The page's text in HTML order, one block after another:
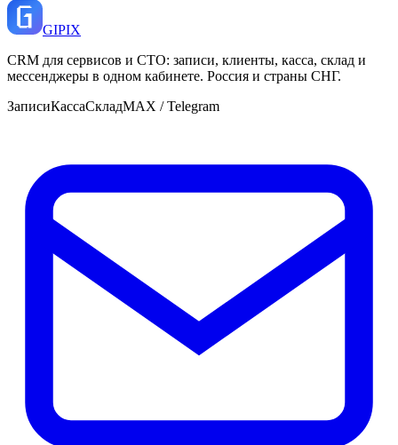
GIPIX
CRM для сервисов и СТО: записи, клиенты, касса, склад и
мессенджеры в одном кабинете. Россия и страны СНГ.
ЗаписиКассаСкладMAX / Telegram